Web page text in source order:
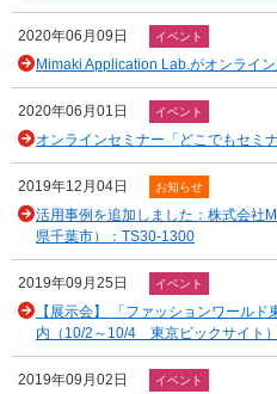
2020年06月09日 イベント
Mimaki Application Lab.がオンライン
2020年06月01日 イベント
オンラインセミナー「どこでもセミ
2019年12月04日 お知らせ
活用事例を追加しました：株式会社
県千葉市）：TS30-1300
2019年09月25日 イベント
【展示会】 「ファッションワール
内（10/2～10/4 東京ビックサイト）
2019年09月02日 イベント